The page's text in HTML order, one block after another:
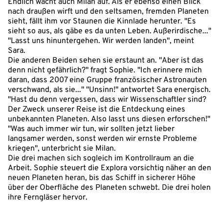
nach draußen wirft und den seltsamen, fremden Planeten
sieht, fällt ihm vor Staunen die Kinnlade herunter. "Es
sieht so aus, als gäbe es da unten Leben. Außerirdische..."
"Lasst uns hinuntergehen. Wir werden landen", meint
Sara.
Die anderen Beiden sehen sie erstaunt an. "Aber ist das
denn nicht gefährlich?" fragt Sophie. "Ich erinnere mich
daran, dass 2007 eine Gruppe französischer Astronauten
verschwand, als sie..." "Unsinn!" antwortet Sara energisch.
"Hast du denn vergessen, dass wir Wissenschaftler sind?
Der Zweck unserer Reise ist die Entdeckung eines
unbekannten Planeten. Also lasst uns diesen erforschen!"
"Was auch immer wir tun, wir sollten jetzt lieber
langsamer werden, sonst werden wir ernste Probleme
kriegen", unterbricht sie Milan.
Die drei machen sich sogleich im Kontrollraum an die
Arbeit. Sophie steuert die Explora vorsichtig näher an den
neuen Planeten heran, bis das Schiff in sicherer Höhe
über der Oberfläche des Planeten schwebt. Die drei holen
ihre Ferngläser hervor.